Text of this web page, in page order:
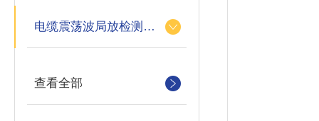
电缆震荡波局放检测装置
查看全部